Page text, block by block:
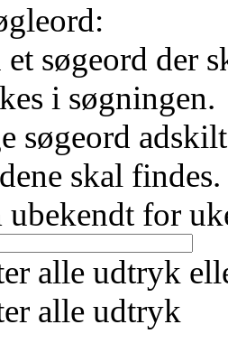
et søgeord der
i søgningen.
søgeord
skal findes.
for
alle udtryk
alle udtryk